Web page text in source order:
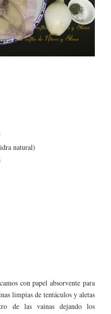
natural)
con papel absorvente para
limpias de tentáculos y aletas
de las vainas dejando los